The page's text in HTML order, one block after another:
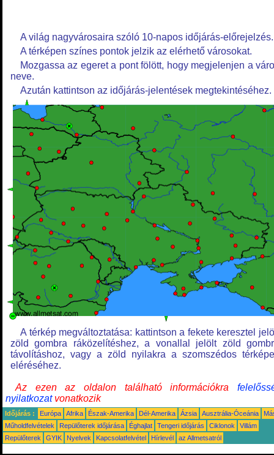
A világ nagyvárosaira szóló 10-napos időjárás-előrejelzés.
A térképen színes pontok jelzik az elérhető városokat.
Mozgassa az egeret a pont fölött, hogy megjelenjen a
neve.
Azután kattintson az időjárás-jelentések megtekintéséhez.
A térkép megváltoztatása: kattintson a fekete keresztel
zöld gombra ráközelítéshez, a vonallal jelölt zöld
távolításhoz, vagy a zöld nyilakra a szomszédos
eléréséhez.
Az ezen az oldalon található információkra
nyilatkozatvonatkozik
Időjárás : Európa Afrika Észak-Amerika Dél-Amerika Ázsia Ausztrália-Óceánia
Műholdfelvételek
Repülőterek időjárása Éghajlat Tengeri időjárás Ciklonok
Villám
Repülőterek
GYIK Nyelvek Kapcsolatfelvétel Hírlevél az Allmetsatról